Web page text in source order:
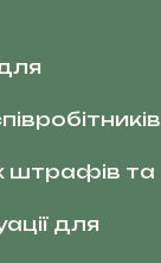
штрафів та
для